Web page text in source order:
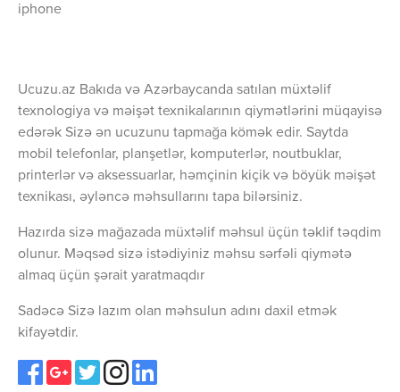
iphone
Ucuzu.az Bakıda və Azərbaycanda satılan müxtəlif
texnologiya və məişət texnikalarının qiymətlərini müqayisə
edərək Sizə ən ucuzunu tapmağa kömək edir. Saytda
mobil telefonlar, planşetlər, komputerlər, noutbuklar,
printerlər və aksessuarlar, həmçinin kiçik və böyük məişət
texnikası, əyləncə məhsullarını tapa bilərsiniz.
Hazırda sizə mağazada müxtəlif məhsul üçün təklif təqdim
olunur. Məqsəd sizə istədiyiniz məhsu sərfəli qiymətə
almaq üçün şərait yaratmaqdır
Sadəcə Sizə lazım olan məhsulun adını daxil etmək
kifayətdir.